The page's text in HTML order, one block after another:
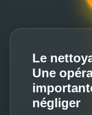
Le
Une
négliger